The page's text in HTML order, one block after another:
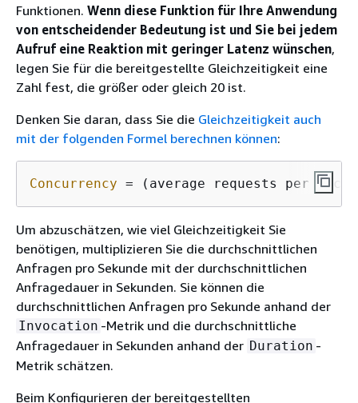
Funktionen. Wenn diese Funktion für Ihre Anwendung
von entscheidender Bedeutung ist und Sie bei jedem
Aufruf eine Reaktion mit geringer Latenz wünschen,
legen Sie für die bereitgestellte Gleichzeitigkeit eine
Zahl fest, die größer oder gleich 20 ist.
Denken Sie daran, dass Sie die Gleichzeitigkeit auch
mit der folgenden Formel berechnen können:
Concurrency = (average requests per
Um abzuschätzen, wie viel Gleichzeitigkeit Sie
benötigen, multiplizieren Sie die durchschnittlichen
Anfragen pro Sekunde mit der durchschnittlichen
Anfragedauer in Sekunden. Sie können die
durchschnittlichen Anfragen pro Sekunde anhand der
Invocation -Metrik und die durchschnittliche
Anfragedauer in Sekunden anhand der Duration -
Metrik schätzen.
Beim Konfigurieren der bereitgestellten